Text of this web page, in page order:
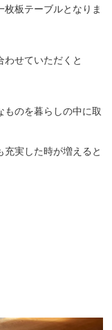
板テーブルとなりま
わせていただくと
ものを暮らしの中に取
実した時が増えると